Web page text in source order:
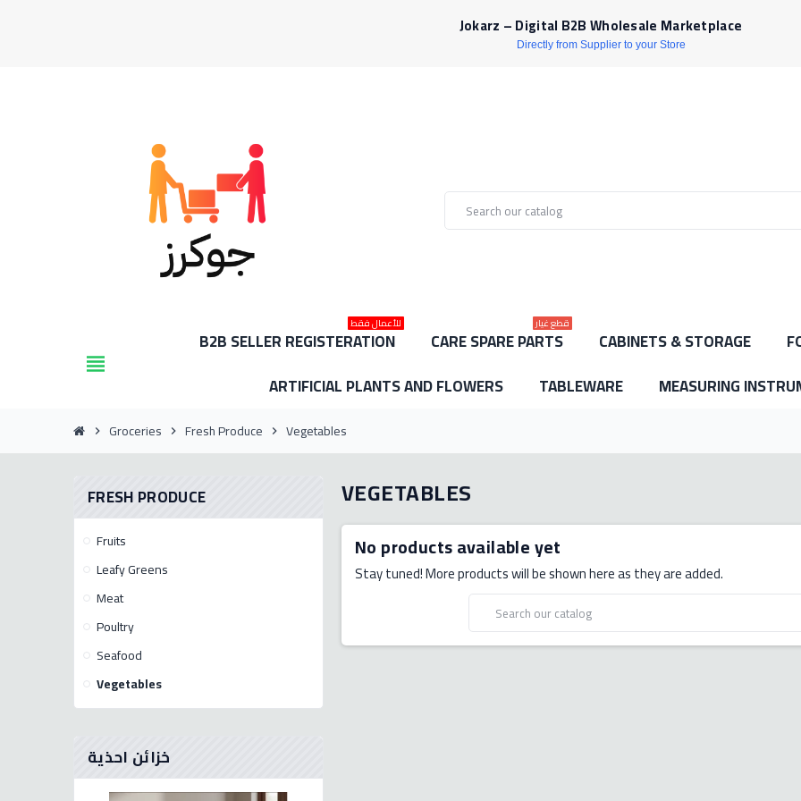
Jokarz – Digital B2B Wholesale Marketplace
Directly from Supplier to your Store
view_headline
B2B SELLER REGISTERATION
للأعمال فقط
CARE SPARE PARTS
قطع غيار
CABINETS & STORAGE
ARTIFICIAL PLANTS AND FLOWERS
TABLEWARE MEASURING
chevron_right Groceries chevron_right Fresh Produce chevron_right Vegetables
FRESH PRODUCE
Fruits
Leafy Greens
Meat
Poultry
Seafood
Vegetables
خزائن احذية
VEGETABLES
No products available yet
Stay tuned! More products will be shown here as they are added.